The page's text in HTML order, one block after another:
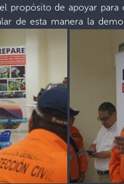
propósito de apoyar
de esta manera la